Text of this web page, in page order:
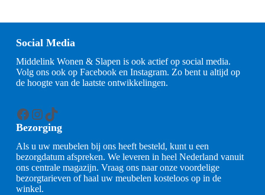
Social Media
Middelink Wonen & Slapen is ook actief op social media.
Volg ons ook op Facebook en Instagram. Zo bent u altijd op
de hoogte van de laatste ontwikkelingen.
Facebook
Instagram
TikTok
Bezorging
Als u uw meubelen bij ons heeft besteld, kunt u een
bezorgdatum afspreken. We leveren in heel Nederland vanuit
ons centrale magazijn. Vraag ons naar onze voordelige
bezorgtarieven of haal uw meubelen kosteloos op in de
winkel.